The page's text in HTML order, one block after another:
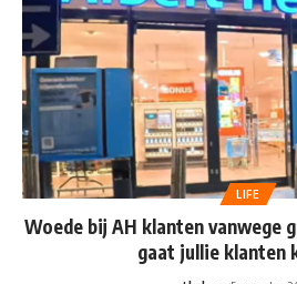
LIFE
Woede bij AH klanten vanwege
gaat jullie klanten